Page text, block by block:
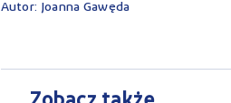
Autor: Joanna Gawęda